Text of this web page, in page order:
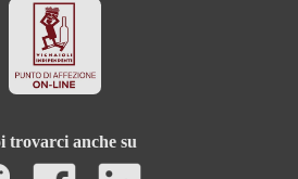
trovarci anche su